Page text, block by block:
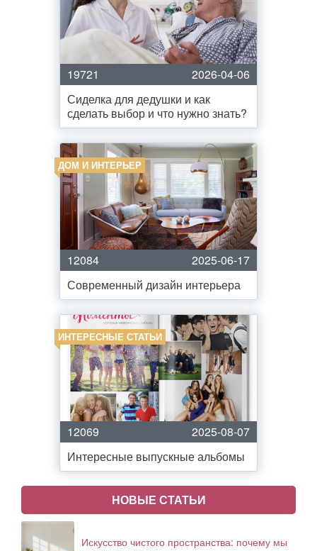
19721
2026-04-06
Сиделка для дедушки и как
сделать выбор и что нужно знать?
ДОМ И ИНТЕРЬЕР
12084
2025-06-17
Современный дизайн интерьера
ИНТЕРЕСНЫЕ СТАТЬИ
12069
2025-08-07
Интересные выпускные альбомы
НОВЫЕ СТАТЬИ
Искусство чистого пространства: почему мы